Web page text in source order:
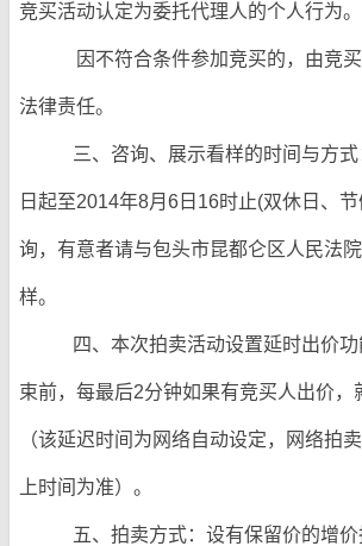
竞买活动认定为委托代理人的个人行为。
因不符合条件参加竞买的，由竞
法律责任。
三、咨询、展示看样的时间与方
日起至2014年8月6日16时止(双休日、
询，有意者请与包头市昆都仑区人民法
样。
四、本次拍卖活动设置延时出价
束前，每最后2分钟如果有竞买人出价，
（该延迟时间为网络自动设定，网络拍
上时间为准）。
五、拍卖方式：设有保留价的增